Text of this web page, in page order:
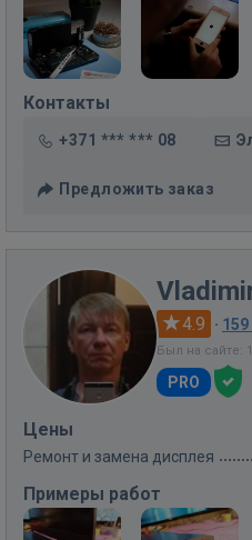
Контакты
+371 *** *** 08
Предложить заказ
4.9 ·
Был на сайте:
PRO
Цены
Ремонт и замена дисплея
Примеры работ